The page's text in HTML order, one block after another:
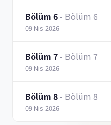
Bölüm 6 - Bölüm 6
09 Nis 2026
Bölüm 7 - Bölüm 7
09 Nis 2026
Bölüm 8 - Bölüm 8
09 Nis 2026